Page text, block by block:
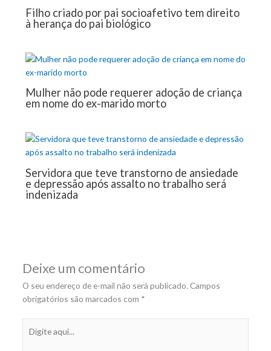
Filho criado por pai socioafetivo tem direito
à herança do pai biológico
Mulher não pode requerer adoção de criança
em nome do ex-marido morto
Servidora que teve transtorno de ansiedade
e depressão após assalto no trabalho será
indenizada
Deixe um comentário
O seu endereço de e-mail não será publicado. Campos
obrigatórios são marcados com *
aqui...